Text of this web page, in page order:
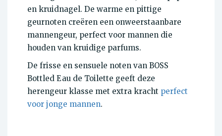
en kruidnagel. De warme en pittige
geurnoten creëren een onweerstaanbare
mannengeur, perfect voor mannen die
houden van kruidige parfums.
De frisse en sensuele noten van BOSS
Bottled Eau de Toilette geeft deze
herengeur klasse met extra kracht perfect
voor jonge mannen.